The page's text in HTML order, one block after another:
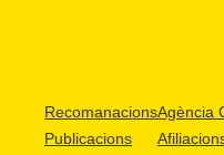
Recomanacions
Publicacions
Agència